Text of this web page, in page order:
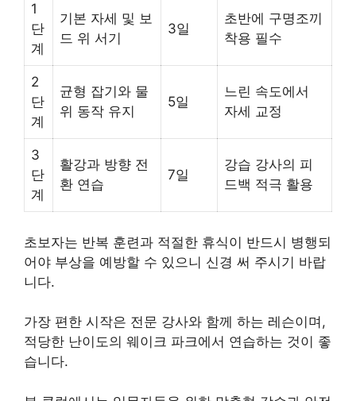
1
단
계
기본 자세 및 보
드 위 서기
3일
초반에 구명조끼
착용 필수
2
단
계
균형 잡기와 물
위 동작 유지
5일
느린 속도에서
자세 교정
3
단
계
활강과 방향 전
환 연습
7일
강습 강사의 피
드백 적극 활용
초보자는 반복 훈련과 적절한 휴식이 반드시 병행되
어야 부상을 예방할 수 있으니 신경 써 주시기 바랍
니다.
가장 편한 시작은 전문 강사와 함께 하는 레슨이며,
적당한 난이도의 웨이크 파크에서 연습하는 것이 좋
습니다.